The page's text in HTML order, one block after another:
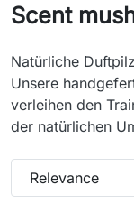
Scent
Natürliche
Unsere
verleihen den
der natürlichen
Relevance